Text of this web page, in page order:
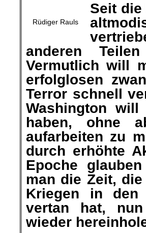
Rüdiger Rauls
Seit die
anderen
Vermutlich will
erfolglosen
Terror schnell
Washington
haben, ohne
aufarbeiten zu
durch erhöhte
Epoche
man die Zeit,
Kriegen in den
vertan hat,
wieder